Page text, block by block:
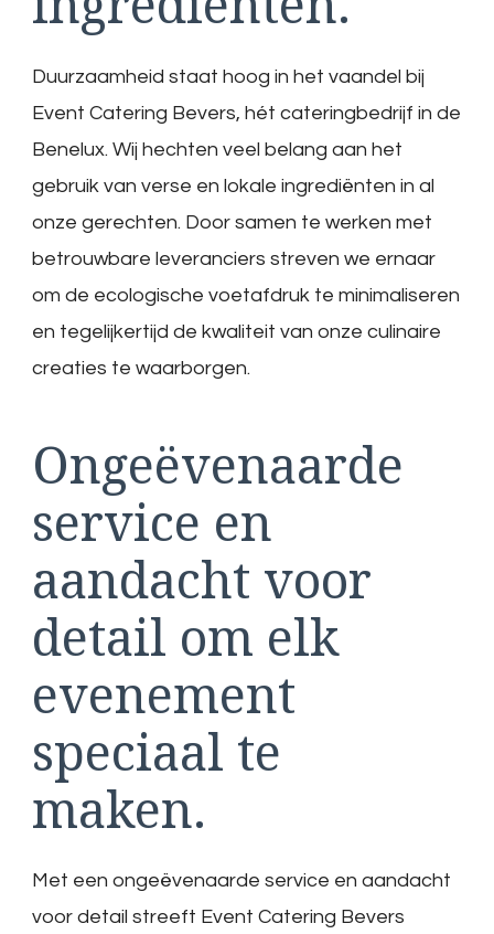
Duurzaamheid staat hoog in het vaandel bij
Event Catering Bevers, hét cateringbedrijf in de
Benelux. Wij hechten veel belang aan het
gebruik van verse en lokale ingrediënten in al
onze gerechten. Door samen te werken met
betrouwbare leveranciers streven we ernaar
om de ecologische voetafdruk te minimaliseren
en tegelijkertijd de kwaliteit van onze culinaire
creaties te waarborgen.
Ongeëvenaarde
service en
aandacht voor
detail om elk
evenement
speciaal te
maken.
Met een ongeëvenaarde service en aandacht
voor detail streeft Event Catering Bevers